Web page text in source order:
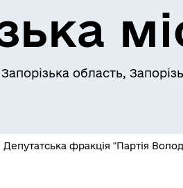
Запорізька область,
Депутатська фракція "Партія